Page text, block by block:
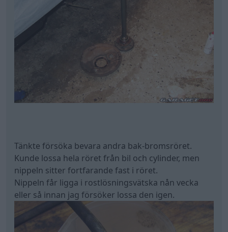
Tänkte försöka bevara andra bak-bromsröret.
Kunde lossa hela röret från bil och cylinder, men
nippeln sitter fortfarande fast i röret.
Nippeln får ligga i rostlösningsvätska nån vecka
eller så innan jag försöker lossa den igen.